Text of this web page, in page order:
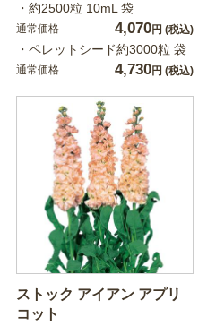
・約2500粒 10mL 袋
通常価格 4,070円 (税込)
・ペレットシード約3000粒 袋
通常価格 4,730円 (税込)
ストック アイアン アプリ
コット